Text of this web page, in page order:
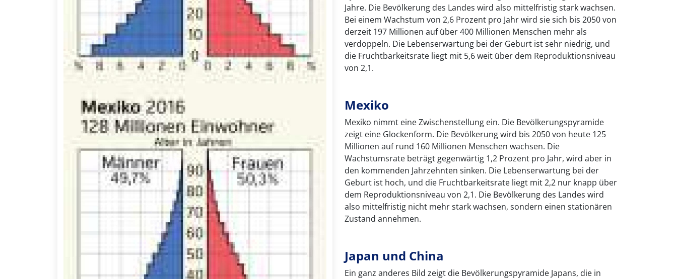
Jahre. Die Bevölkerung des Landes wird also mittelfristig stark wachsen.
Bei einem Wachstum von 2,6 Prozent pro Jahr wird sie sich bis 2050 von
derzeit 197 Millionen auf über 400 Millionen Menschen mehr als
verdoppeln. Die Lebenserwartung bei der Geburt ist sehr niedrig, und
die Fruchtbarkeitsrate liegt mit 5,6 weit über dem Reproduktionsniveau
von 2,1.
Mexiko
Mexiko nimmt eine Zwischenstellung ein. Die Bevölkerungspyramide
zeigt eine Glockenform. Die Bevölkerung wird bis 2050 von heute 125
Millionen auf rund 160 Millionen Menschen wachsen. Die
Wachstumsrate beträgt gegenwärtig 1,2 Prozent pro Jahr, wird aber in
den kommenden Jahrzehnten sinken. Die Lebenserwartung bei der
Geburt ist hoch, und die Fruchtbarkeitsrate liegt mit 2,2 nur knapp über
dem Reproduktionsniveau von 2,1. Die Bevölkerung des Landes wird
also mittelfristig nicht mehr stark wachsen, sondern einen stationären
Zustand annehmen.
Japan und China
Ein ganz anderes Bild zeigt die Bevölkerungspyramide Japans, die in